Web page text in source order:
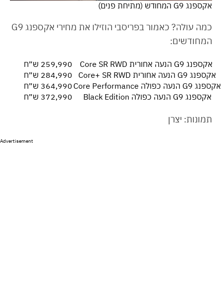
אקספנג G9 המחודש (מתיחת פנים)
כמה עולה? כאמור בפריסבי הוזילו את מחירי אקספנג G9
המחודשים:
אקספנג G9 הנעה אחורית Core SR RWD
259,990 ש״ח
אקספנג G9 הנעה אחורית Core+ SR RWD
284,990 ש״ח
אקספנג G9 הנעה כפולה Core Performance
364,990 ש״ח
אקספנג G9 הנעה כפולה Black Edition
372,990 ש״ח
תמונות: יצרן
Advertisement